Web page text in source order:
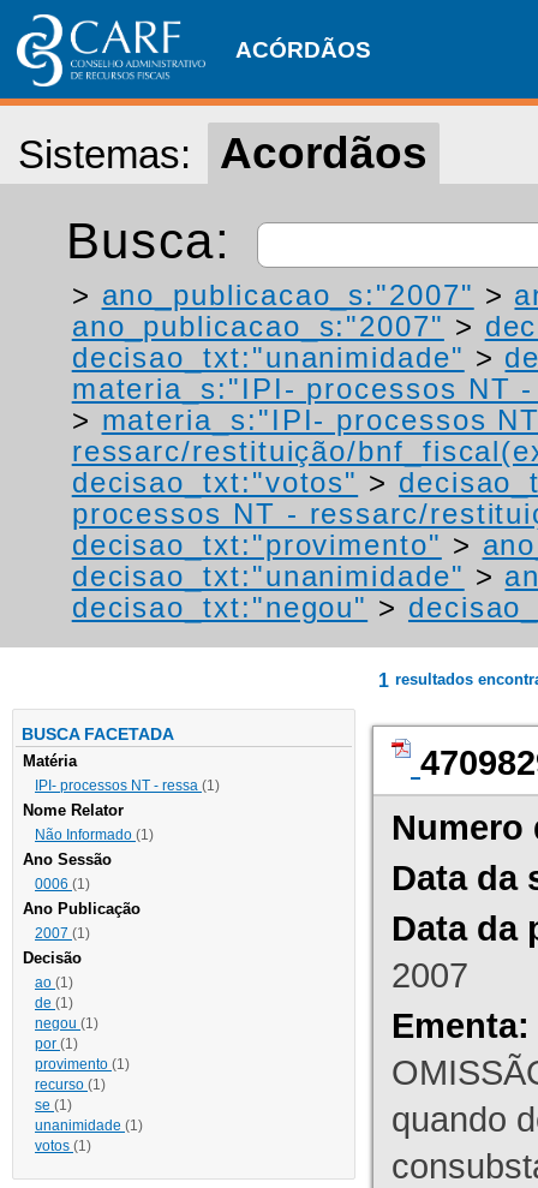
ACÓRDÃOS
Sistemas: Acordãos
Busca:
> ano_publicacao_s:"2007" >
ano_publicacao_s:"2007" >
decisao_txt:"unanimidade" >
materia_s:"IPI- processos NT
> materia_s:"IPI- processos
ressarc/restituição/
decisao_txt:"votos" >
processos NT - ressarc/
decisao_txt:"provimento" >
decisao_txt:"unanimidade" >
decisao_txt:"negou" >
BUSCA FACETADA
Matéria
IPI- processos NT - ressa (1)
Nome Relator
Não Informado (1)
Ano Sessão
0006 (1)
Ano Publicação
2007 (1)
Decisão
ao (1)
de (1)
negou (1)
por (1)
provimento (1)
recurso (1)
se (1)
unanimidade (1)
votos (1)
1 resultados
Numero
Data da
Data da
2007
Ementa:
quando